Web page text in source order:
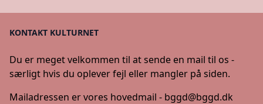
KONTAKT KULTURNET
Du er meget velkommen til at sende en mail til os -
særligt hvis du oplever fejl eller mangler på siden.
Mailadressen er vores hovedmail - bggd@bggd.dk